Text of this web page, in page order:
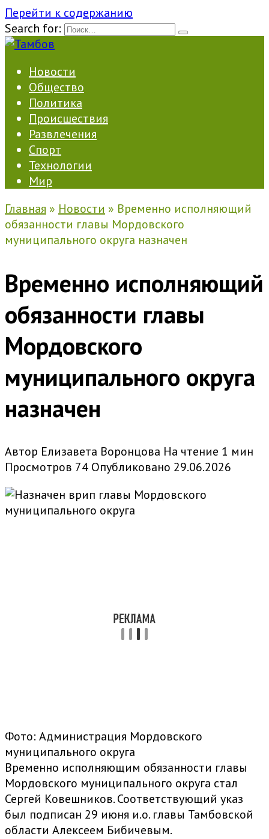
Перейти к содержанию
Search for:
Новости
Общество
Политика
Происшествия
Развлечения
Спорт
Технологии
Мир
Главная » Новости » Временно исполняющий
обязанности главы Мордовского
муниципального округа назначен
Временно исполняющий
обязанности главы
Мордовского
муниципального округа
назначен
Автор Елизавета Воронцова На чтение 1 мин
Просмотров 74 Опубликовано 29.06.2026
Фото: Администрация Мордовского
муниципального округа
Временно исполняющим обязанности главы
Мордовского муниципального округа стал
Сергей Ковешников. Соответствующий указ
был подписан 29 июня и.о. главы Тамбовской
области Алексеем Бибичевым.